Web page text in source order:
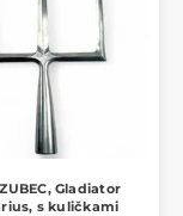
Gladiator
s kuličkami